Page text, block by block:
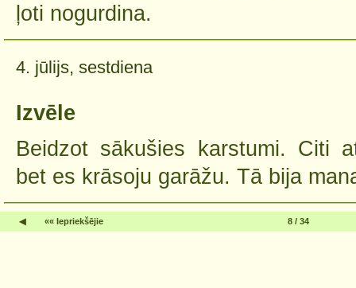
ļoti nogurdina.
4. jūlijs, sestdiena
Izvēle
Beidzot sākušies karstumi. Citi
bet es krāsoju garāžu. Tā bija
◀ «« Iepriekšējie 8 / 34